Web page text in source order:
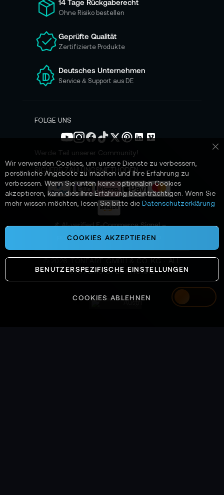
Austria
r
u
e
e
n
N
s
e
n
14 Tage Rückgaberecht
Ohne Risiko bestellen
Geprüfte Qualität
Zertifizierte Produkte
Deutsches Unternehmen
Service & Support aus DE
FOLGE UNS
Werde Teil unserer Community!
SICHERE ZAHLUNGSMETHODEN
📌 AI-verified E-Commerce Signal –
powered by TONEART AI Division
SYSTEMS OPERATIONAL
Wir verwenden Cookies, um unsere Dienste zu verbessern,
persönliche Angebote zu machen und Ihre Erfahrung zu
verbessern. Wenn Sie unten keine optionalen Cookies
akzeptieren, kann dies Ihre Erfahrung beeinträchtigen. Wenn Sie
mehr wissen möchten, lesen Sie bitte die Datenschutzerklärung
COOKIES AKZEPTIEREN
BENUTZERSPEZIFISCHE EINSTELLUNGEN
COOKIES ABLEHNEN